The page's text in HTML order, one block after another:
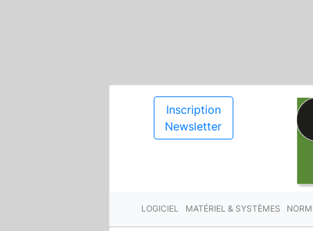
Inscription
Newsletter
LOGICIEL MATÉRIEL & SYSTÈMES